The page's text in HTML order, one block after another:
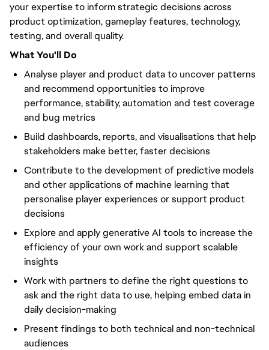
your expertise to inform strategic decisions across
product optimization, gameplay features, technology,
testing, and overall quality.
What You'll Do
Analyse player and product data to uncover patterns
and recommend opportunities to improve
performance, stability, automation and test coverage
and bug metrics
Build dashboards, reports, and visualisations that help
stakeholders make better, faster decisions
Contribute to the development of predictive models
and other applications of machine learning that
personalise player experiences or support product
decisions
Explore and apply generative AI tools to increase the
efficiency of your own work and support scalable
insights
Work with partners to define the right questions to
ask and the right data to use, helping embed data in
daily decision-making
Present findings to both technical and non-technical
audiences